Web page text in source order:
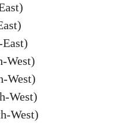
West)
West)
West)
West)